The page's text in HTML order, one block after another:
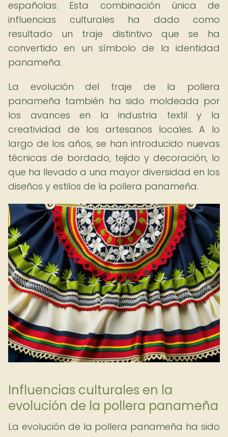
españolas. Esta combinación única de
influencias culturales ha dado como
resultado un traje distintivo que se ha
convertido en un símbolo de la identidad
panameña.
La evolución del traje de la pollera
panameña también ha sido moldeada por
los avances en la industria textil y la
creatividad de los artesanos locales. A lo
largo de los años, se han introducido nuevas
técnicas de bordado, tejido y decoración, lo
que ha llevado a una mayor diversidad en los
diseños y estilos de la pollera panameña.
Influencias culturales en la
evolución de la pollera panameña
La evolución de la pollera panameña ha sido